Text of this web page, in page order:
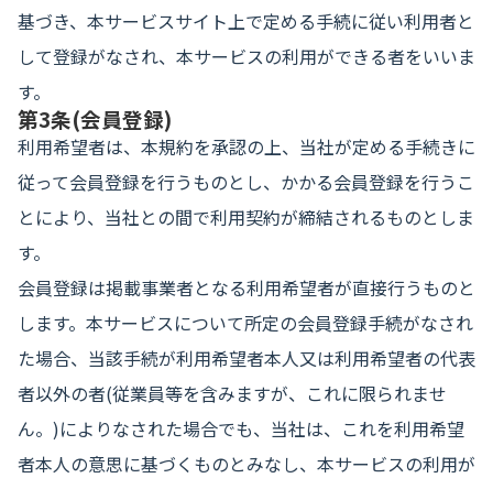
基づき、本サービスサイト上で定める手続に従い利用者と
して登録がなされ、本サービスの利用ができる者をいいま
す。
第3条(会員登録)
利用希望者は、本規約を承認の上、当社が定める手続きに
従って会員登録を行うものとし、かかる会員登録を行うこ
とにより、当社との間で利用契約が締結されるものとしま
す。
会員登録は掲載事業者となる利用希望者が直接行うものと
します。本サービスについて所定の会員登録手続がなされ
た場合、当該手続が利用希望者本人又は利用希望者の代表
者以外の者(従業員等を含みますが、これに限られませ
ん。)によりなされた場合でも、当社は、これを利用希望
者本人の意思に基づくものとみなし、本サービスの利用が